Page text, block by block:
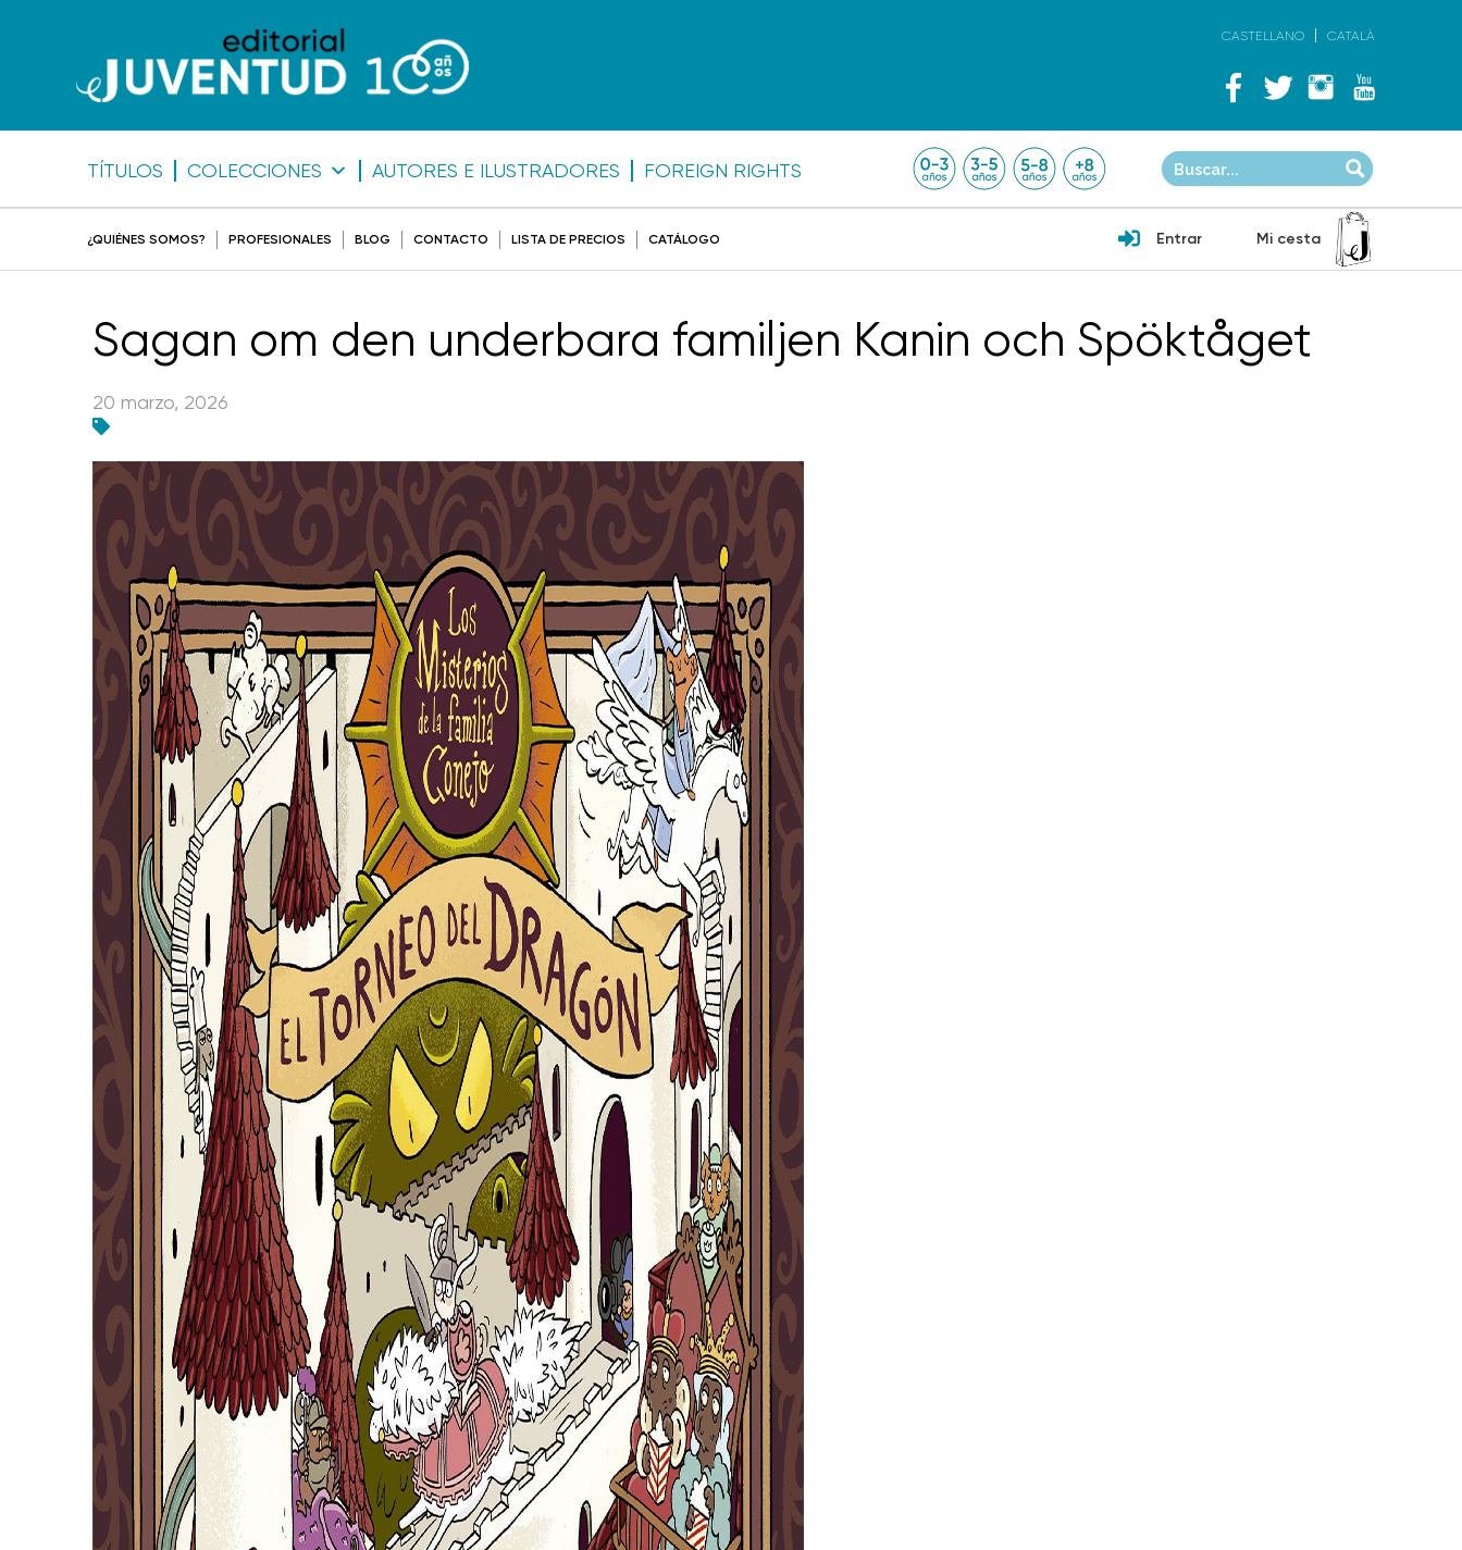
CASTELLANO CATALÀ
TÍTULOS COLECCIONES AUTORES E ILUSTRADORES FOREIGN RIGHTS
¿QUIÉNES SOMOS? PROFESIONALES BLOG CONTACTO LISTA DE PRECIOS CATÁLOGO Entrar Mi cesta
Sagan om den underbara familjen Kanin och Spöktåget
20 marzo, 2026